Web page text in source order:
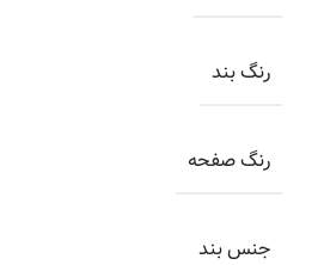
رنگ بند
رنگ صفحه
جنس بند